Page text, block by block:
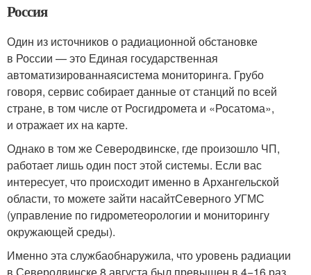
Россия
Один из источников о радиационной обстановке
в России — это Единая государственная
автоматизированнаясистема мониторинга. Грубо
говоря, сервис собирает данные от станций по всей
стране, в том числе от Росгидромета и «Росатома»,
и отражает их на карте.
Однако в том же Северодвинске, где произошло ЧП,
работает лишь один пост этой системы. Если вас
интересует, что происходит именно в Архангельской
области, то можете зайти насайтСеверного УГМС
(управление по гидрометеорологии и мониторингу
окружающей среды).
Именно эта службаобнаружила, что уровень радиации